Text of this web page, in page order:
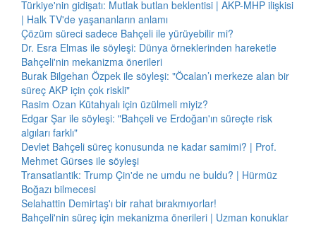
Türkiye'nin gidişatı: Mutlak butlan beklentisi | AKP-MHP ilişkisi
| Halk TV'de yaşananların anlamı
Çözüm süreci sadece Bahçeli ile yürüyebilir mi?
Dr. Esra Elmas ile söyleşi: Dünya örneklerinden hareketle
Bahçeli'nin mekanizma önerileri
Burak Bilgehan Özpek ile söyleşi: "Öcalan’ı merkeze alan bir
süreç AKP için çok riskli"
Rasim Ozan Kütahyalı için üzülmeli miyiz?
Edgar Şar ile söyleşi: "Bahçeli ve Erdoğan'ın süreçte risk
algıları farklı"
Devlet Bahçeli süreç konusunda ne kadar samimi? | Prof.
Mehmet Gürses ile söyleşi
Transatlantik: Trump Çin'de ne umdu ne buldu? | Hürmüz
Boğazı bilmecesi
Selahattin Demirtaş'ı bir rahat bırakmıyorlar!
Bahçeli'nin süreç için mekanizma önerileri | Uzman konuklar